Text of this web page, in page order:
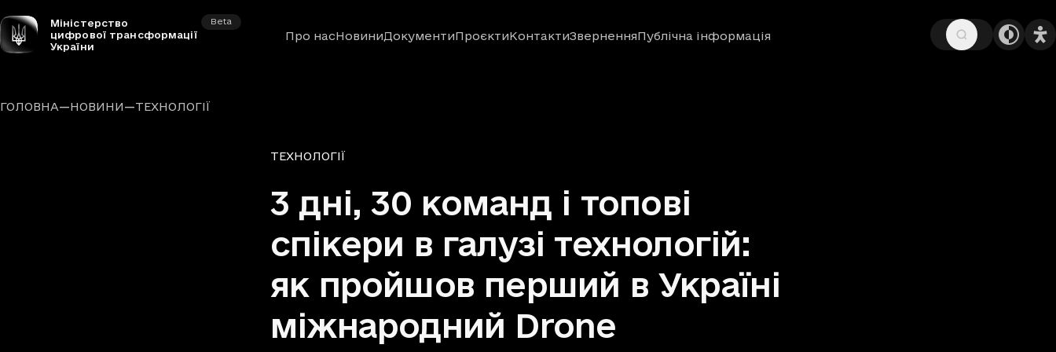
Міністерство
цифрової трансформації
України
Beta
Про насНовиниДокументиПроєктиКонтактиЗверненняПублічна інформація
ГОЛОВНА—НОВИНИ—ТЕХНОЛОГІЇ
Рубрики
ТЕХНОЛОГІЇ
3 дні, 30 команд і топові
спікери в галузі технологій:
як пройшов перший в Україні
міжнародний Drone